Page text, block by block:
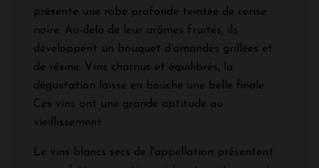
présente une robe profonde teintée de cerise
noire. Au-delà de leur arômes fruités, ils
développent un bouquet d’amandes grillées et
de résine. Vins charnus et équilibrés, la
dégustation laisse en bouche une belle finale.
Ces vins ont une grande aptitude au
vieillissement.
Le vins blancs secs de l'appellation présentent